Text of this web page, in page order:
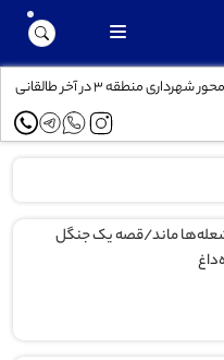
منطقه ۳ در آخر طالقانی
ماند/قصه‌ یک جنگل